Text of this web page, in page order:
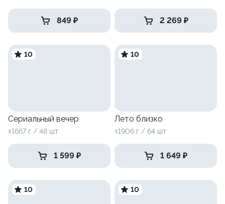
849 ₽ 2 269 ₽
10
Сериальный вечер
±1667 г / 48 шт
1 599 ₽
10
Лето близко
±1906 г / 64 шт
1 649 ₽
10 10